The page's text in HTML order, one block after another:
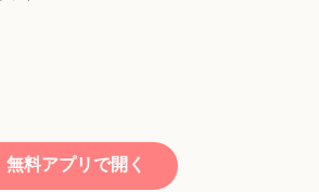
無料アプリで開く